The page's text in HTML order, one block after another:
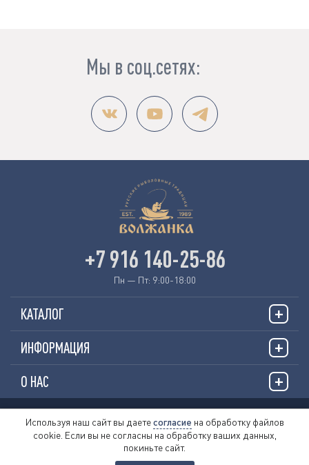
Мы в соц.сетях:
КАТАЛОГ
ИНФОРМАЦИЯ
О НАС
+7 916 140-25-86
Пн — Пт: 9:00-18:00
Пользовательское соглашение
Используя наш сайт вы даетесогласие на обработку файлов
cookie. Если вы не согласны на обработку ваших данных,
покиньте сайт.